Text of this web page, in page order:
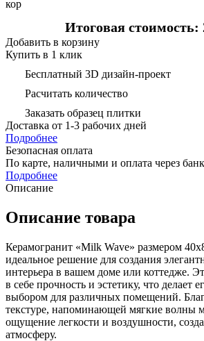
кор
Итоговая стоимость:
Добавить в корзину
Купить в 1 клик
Бесплатный 3D дизайн-проект
Расчитать количество
Заказать образец плитки
Доставка от 1-3 рабочих дней
Подробнее
Безопасная оплата
По карте, наличными и оплата через банк
Подробнее
Описание
Описание товара
Керамогранит «Milk Wave» размером
идеальное решение для создания
интерьера в вашем доме или коттедже.
в себе прочность и эстетику, что делает
выбором для различных помещений.
текстуре, напоминающей мягкие волны
ощущение легкости и воздушности,
атмосферу.